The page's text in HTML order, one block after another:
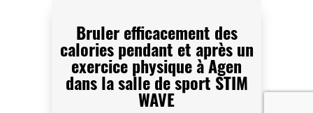
Bruler efficacement des
calories pendant et après un
exercice physique à Agen
dans la salle de sport STIM
WAVE